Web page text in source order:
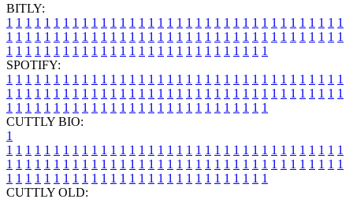
BITLY:
1 1 1 1 1 1 1 1 1 1 1 1 1 1 1 1 1 1 1 1 1 1 1 1 1 1 1 1 1 1 1 1 1 1 1 1
1 1 1 1 1 1 1 1 1 1 1 1 1 1 1 1 1 1 1 1 1 1 1 1 1 1 1 1 1 1 1 1 1 1 1 1
1 1 1 1 1 1 1 1 1 1 1 1 1 1 1 1 1 1 1 1 1 1 1 1 1 1 1 1
SPOTIFY:
1 1 1 1 1 1 1 1 1 1 1 1 1 1 1 1 1 1 1 1 1 1 1 1 1 1 1 1 1 1 1 1 1 1 1 1
1 1 1 1 1 1 1 1 1 1 1 1 1 1 1 1 1 1 1 1 1 1 1 1 1 1 1 1 1 1 1 1 1 1 1 1
1 1 1 1 1 1 1 1 1 1 1 1 1 1 1 1 1 1 1 1 1 1 1 1 1 1 1 1
CUTTLY BIO:
1
1 1 1 1 1 1 1 1 1 1 1 1 1 1 1 1 1 1 1 1 1 1 1 1 1 1 1 1 1 1 1 1 1 1 1 1
1 1 1 1 1 1 1 1 1 1 1 1 1 1 1 1 1 1 1 1 1 1 1 1 1 1 1 1 1 1 1 1 1 1 1 1
1 1 1 1 1 1 1 1 1 1 1 1 1 1 1 1 1 1 1 1 1 1 1 1 1 1 1 1
CUTTLY OLD: